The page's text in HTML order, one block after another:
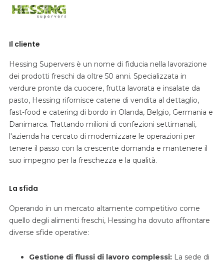
Il cliente
Hessing Supervers è un nome di fiducia nella lavorazione
dei prodotti freschi da oltre 50 anni. Specializzata in
verdure pronte da cuocere, frutta lavorata e insalate da
pasto, Hessing rifornisce catene di vendita al dettaglio,
fast-food e catering di bordo in Olanda, Belgio, Germania e
Danimarca. Trattando milioni di confezioni settimanali,
l'azienda ha cercato di modernizzare le operazioni per
tenere il passo con la crescente domanda e mantenere il
suo impegno per la freschezza e la qualità.
La sfida
Operando in un mercato altamente competitivo come
quello degli alimenti freschi, Hessing ha dovuto affrontare
diverse sfide operative:
Gestione di flussi di lavoro complessi: La sede di